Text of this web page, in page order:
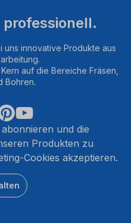
uns innovative Produkte aus
auf die Bereiche Fräsen,
Bohren.
und die
Produkten zu
Cookies akzeptieren.